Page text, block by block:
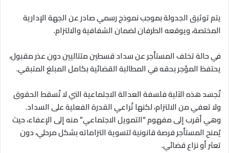
يتم توثيق الجدولة بموجب نموذج رسمي صادر عن الجهة الإدارية
المختصة، ويوقعه الطرفان لضمان الشفافية والالتزام.
في حالة تخلف المستأجر عن سداد قسطين متتاليين دون عذر مقبول،
يحتفظ المؤجر بحقه في المطالبة القضائية بكامل المبلغ المتبقي.
تُجسد هذه الآلية فلسفة العدالة الاجتماعية التي لا تُسقط الحقوق
ولا تعفي من الالتزام، لكنها تُراعي القدرة الفعلية على السداد.
وهي أقرب إلى مفهوم “التمويل الاجتماعي” منه إلى الإعفاء، حيث
يُمنح المستأجر فرصة قانونية لتسوية التزاماته بشكل مرحلي، دون
تعثر أو نزاع قضائي.